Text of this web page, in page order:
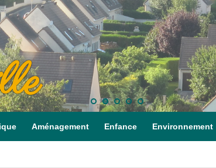
Aménagement Enfance Environnement